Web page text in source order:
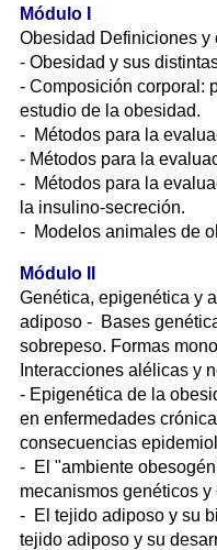
Módulo I
Obesidad Definiciones y
- Obesidad y sus
- Composición corporal:
estudio de la obesidad.
- Métodos para la
- Métodos para la
- Métodos para la
la insulino-secreción.
- Modelos animales de
Módulo II
Genética, epigenética y
adiposo - Bases
sobrepeso. Formas
Interacciones alélicas y
- Epigenética de la
en enfermedades
consecuencias
- El "ambiente
mecanismos genéticos y
- El tejido adiposo y su
tejido adiposo y su